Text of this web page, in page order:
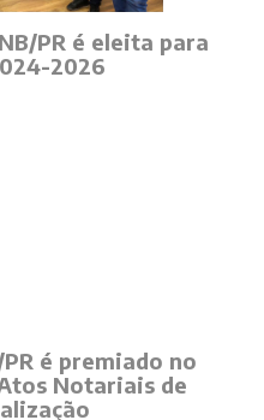
PR é eleita para
2026
é premiado no
Notariais de